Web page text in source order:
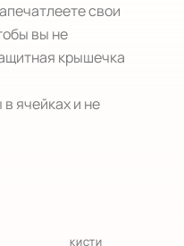
свои
вы не
крышечка
ячейках и не
КИСТИ